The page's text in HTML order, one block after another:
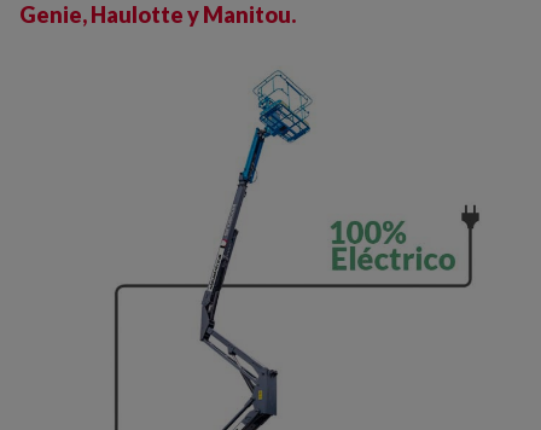
Genie, Haulotte y Manitou.